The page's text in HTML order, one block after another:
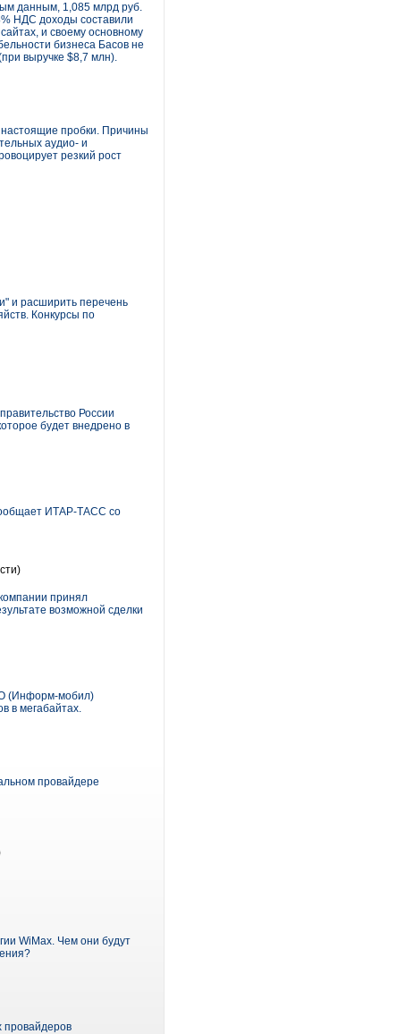
данным, 1,085 млрд руб.
НДС доходы составили
и своему основному
бизнеса Басов не
выручке $8,7 млн).
настоящие пробки. Причины
аудио- и
резкий рост
и расширить перечень
Конкурсы по
России
будет внедрено в
ИТАР-ТАСС со
принял
возможной сделки
(Информ-мобил)
в мегабайтах.
провайдере
WiMax. Чем они будут
провайдеров